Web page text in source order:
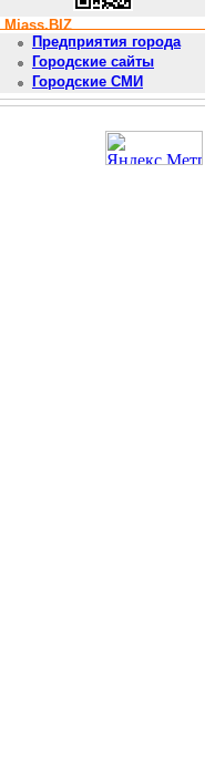
Miass.BIZ
Предприятия города
Городские сайты
Городские СМИ